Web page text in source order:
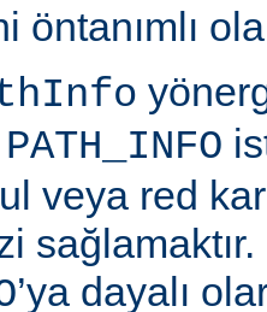
öntanımlı
PATH_INFO
veya red
’ya dayalı